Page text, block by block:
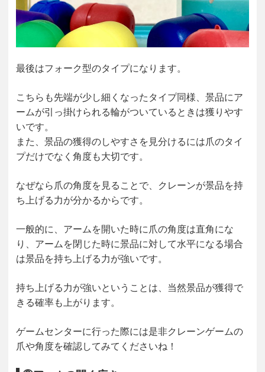
最後はフォーク型のタイプになります。
こちらも先端が少し細くなったタイプ同様、景品にア
ームが引っ掛けられる輪がついているときは獲りやす
いです。
また、景品の獲得のしやすさを見分けるには爪のタイ
プだけでなく角度も大切です。
なぜなら爪の角度を見ることで、クレーンが景品を持
ち上げる力が分かるからです。
一般的に、アームを開いた時に爪の角度は直角にな
り、アームを閉じた時に景品に対して水平になる場合
は景品を持ち上げる力が強いです。
持ち上げる力が強いということは、当然景品が獲得で
きる確率も上がります。
ゲームセンターに行った際には是非クレーンゲームの
爪や角度を確認してみてくださいね！